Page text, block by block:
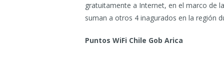
gratuitamente a Internet, en el marco de
suman a otros 4 inagurados en la región
Puntos WiFi Chile Gob Arica